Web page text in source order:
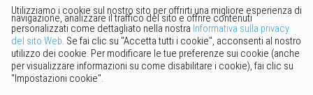
Vorresti fornire un feedback?
Basta cliccare qui per suggerire
modifiche.